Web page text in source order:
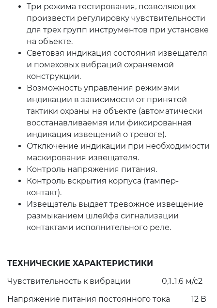
Три режима тестирования, позволяющих
произвести регулировку чувствительности
для трех групп инструментов при установке
на объекте.
Световая индикация состояния извещателя
и помеховых вибраций охраняемой
конструкции.
Возможность управления режимами
индикации в зависимости от принятой
тактики охраны на объекте (автоматически
восстанавливаемая или фиксированная
индикация извещений о тревоге).
Отключение индикации при необходимости
маскирования извещателя.
Контроль напряжения питания.
Контроль вскрытия корпуса (тампер-
контакт).
Извещатель выдает тревожное извещение
размыканием шлейфа сигнализации
контактами исполнительного реле.
ТЕХНИЧЕСКИЕ ХАРАКТЕРИСТИКИ
Чувствительность к вибрации 0,1..1,6 м/с2
Напряжение питания постоянного тока 12 В